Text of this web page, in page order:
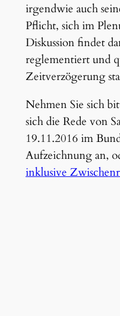
irgendwie auch
Pflicht, sich im
Diskussion findet
reglementiert und
Zeitverzögerung
Nehmen Sie sich
sich die Rede von
19.11.2016 im
Aufzeichnung an,
inklusive